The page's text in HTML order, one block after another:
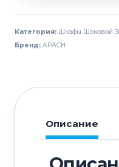
заморозки
APACH
LBVU150R
Категория: Шкафы Шоковой
Бренд: APACH
Описание